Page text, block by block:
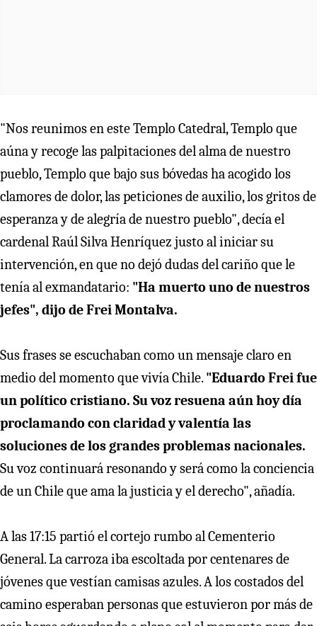
"Nos reunimos en este Templo Catedral, Templo que
aúna y recoge las palpitaciones del alma de nuestro
pueblo, Templo que bajo sus bóvedas ha acogido los
clamores de dolor, las peticiones de auxilio, los gritos de
esperanza y de alegría de nuestro pueblo", decía el
cardenal Raúl Silva Henríquez justo al iniciar su
intervención, en que no dejó dudas del cariño que le
tenía al exmandatario: "Ha muerto uno de nuestros
jefes", dijo de Frei Montalva.
Sus frases se escuchaban como un mensaje claro en
medio del momento que vivía Chile. "Eduardo Frei fue
un político cristiano. Su voz resuena aún hoy día
proclamando con claridad y valentía las
soluciones de los grandes problemas nacionales.
Su voz continuará resonando y será como la conciencia
de un Chile que ama la justicia y el derecho", añadía.
A las 17:15 partió el cortejo rumbo al Cementerio
General. La carroza iba escoltada por centenares de
jóvenes que vestían camisas azules. A los costados del
camino esperaban personas que estuvieron por más de